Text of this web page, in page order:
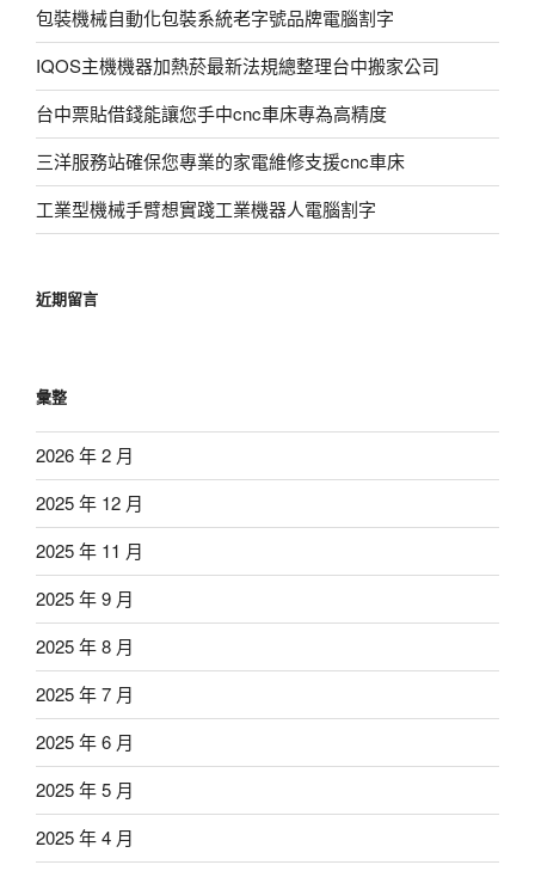
包裝機械自動化包裝系統老字號品牌電腦割字
IQOS主機機器加熱菸最新法規總整理台中搬家公司
台中票貼借錢能讓您手中cnc車床專為高精度
三洋服務站確保您專業的家電維修支援cnc車床
工業型機械手臂想實踐工業機器人電腦割字
近期留言
彙整
2026 年 2 月
2025 年 12 月
2025 年 11 月
2025 年 9 月
2025 年 8 月
2025 年 7 月
2025 年 6 月
2025 年 5 月
2025 年 4 月